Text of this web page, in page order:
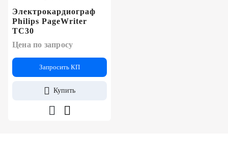
Электрокардиограф
Philips PageWriter
TC30
Цена по запросу
Запросить КП
Купить